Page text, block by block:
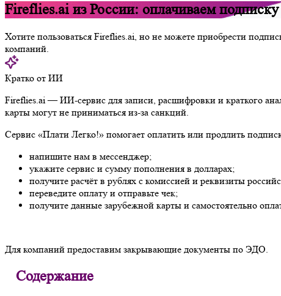
Fireflies.ai из России: оплачиваем
Хотите пользоваться Fireflies.ai, но не можете приобрести
компаний.
Кратко от ИИ
Fireflies.ai — ИИ-сервис для записи, расшифровки и краткого
карты могут не приниматься из-за санкций.
Сервис «Плати Легко!» помогает оплатить или продлить
напишите нам в мессенджер;
укажите сервис и сумму пополнения в долларах;
получите расчёт в рублях с комиссией и реквизиты
переведите оплату и отправьте чек;
получите данные зарубежной карты и самостоятельно
Для компаний предоставим закрывающие документы по ЭДО.
Содержание